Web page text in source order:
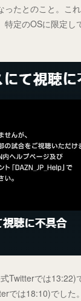
たとのこと。こ
特定のOSに限定し
Twitterでは13:22)
では18:10)でした。